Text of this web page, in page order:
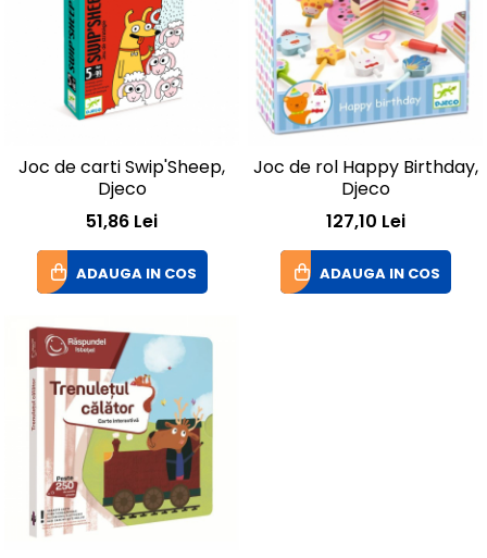
Joc de carti Swip'Sheep,
Djeco
51,86 Lei
ADAUGA IN COS
Joc de rol Happy Birthday,
Djeco
127,10 Lei
ADAUGA IN COS